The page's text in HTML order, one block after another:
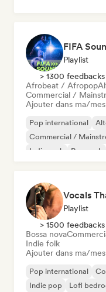
Playlist
> 1300
Afrobeat / Afropop
Commercial /
Ajouter dans ma/
Pop international
Commercial /
Indie rock
Pop rock
Vocals
Playlist
> 1500
Bossa nova
Indie folk
Ajouter dans ma/
Pop international
Indie pop
Lofi